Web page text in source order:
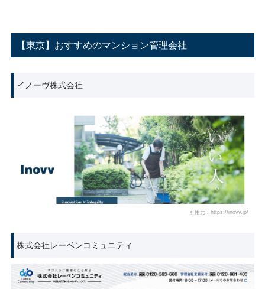
【東京】おすすめのマンション管理会社
イノーヴ株式会社
引用元：https://inovv.jp/
株式会社レーベンコミュニティ